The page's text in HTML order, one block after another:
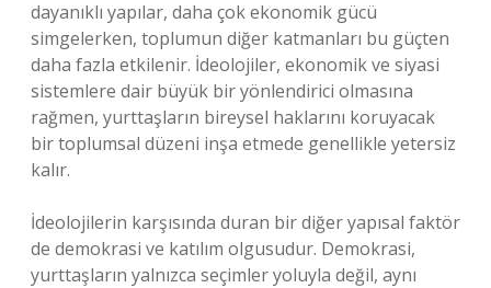
dayanıklı yapılar, daha çok ekonomik gücü
simgelerken, toplumun diğer katmanları bu güçten
daha fazla etkilenir. İdeolojiler, ekonomik ve siyasi
sistemlere dair büyük bir yönlendirici olmasına
rağmen, yurttaşların bireysel haklarını koruyacak
bir toplumsal düzeni inşa etmede genellikle yetersiz
kalır.
İdeolojilerin karşısında duran bir diğer yapısal faktör
de demokrasi ve katılım olgusudur. Demokrasi,
yurttaşların yalnızca seçimler yoluyla değil, aynı